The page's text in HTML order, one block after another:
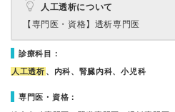
人工透析について
【専門医・資格】 透析専門医
診療科目：
人工透析 、内科、腎臓内科、小児科
専門医・資格：